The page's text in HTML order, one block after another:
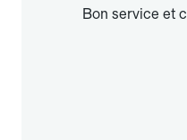
Bon service et